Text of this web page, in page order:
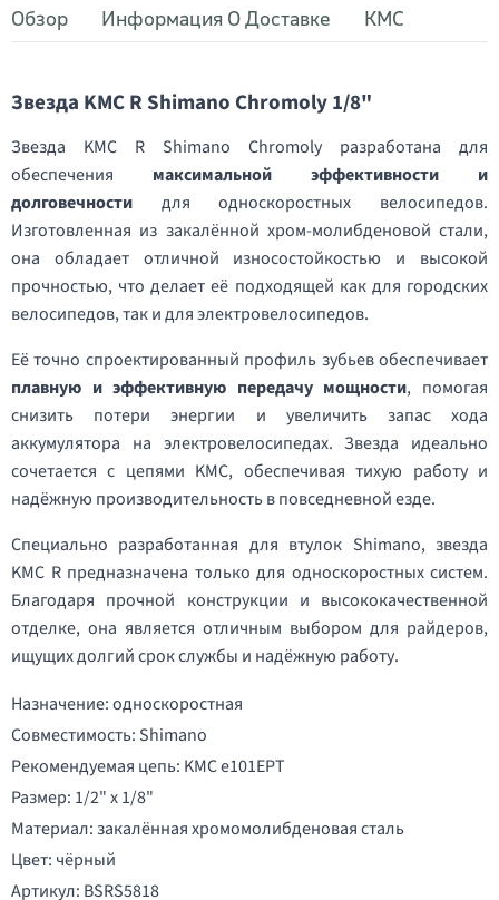
Обзор Информация О Доставке KMC
Звезда KMC R Shimano Chromoly 1/8"
Звезда KMC R Shimano Chromoly разработана для
обеспечения максимальной эффективности и
долговечности для односкоростных велосипедов.
Изготовленная из закалённой хром-молибденовой стали,
она обладает отличной износостойкостью и высокой
прочностью, что делает её подходящей как для городских
велосипедов, так и для электровелосипедов.
Её точно спроектированный профиль зубьев обеспечивает
плавную и эффективную передачу мощности, помогая
снизить потери энергии и увеличить запас хода
аккумулятора на электровелосипедах. Звезда идеально
сочетается с цепями KMC, обеспечивая тихую работу и
надёжную производительность в повседневной езде.
Специально разработанная для втулок Shimano, звезда
KMC R предназначена только для односкоростных систем.
Благодаря прочной конструкции и высококачественной
отделке, она является отличным выбором для райдеров,
ищущих долгий срок службы и надёжную работу.
Назначение: односкоростная
Совместимость: Shimano
Рекомендуемая цепь: KMC e101EPT
Размер: 1/2" x 1/8"
Материал: закалённая хромомолибденовая сталь
Цвет: чёрный
Артикул: BSRS5818